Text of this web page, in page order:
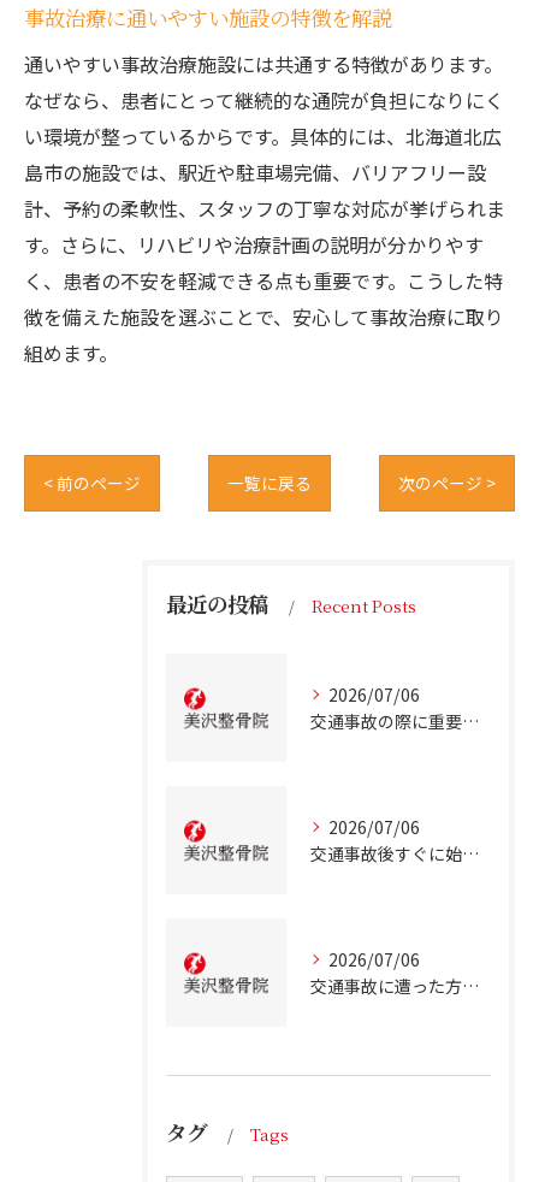
事故治療に通いやすい施設の特徴を解説
通いやすい事故治療施設には共通する特徴があります。
なぜなら、患者にとって継続的な通院が負担になりにく
い環境が整っているからです。具体的には、北海道北広
島市の施設では、駅近や駐車場完備、バリアフリー設
計、予約の柔軟性、スタッフの丁寧な対応が挙げられま
す。さらに、リハビリや治療計画の説明が分かりやす
く、患者の不安を軽減できる点も重要です。こうした特
徴を備えた施設を選ぶことで、安心して事故治療に取り
組めます。
< 前のページ 一覧に戻る 次のページ >
最近の投稿 Recent Posts
2026/07/06
交通事故の際に重要な事故治療北海道北広島市での最適な通院先の選び方
2026/07/06
交通事故後すぐに始める事故治療北海道北広島市での正しい行動とは
2026/07/06
交通事故に遭った方のための北海道北広島市での事故治療と安心サポートガイド
タグ Tags